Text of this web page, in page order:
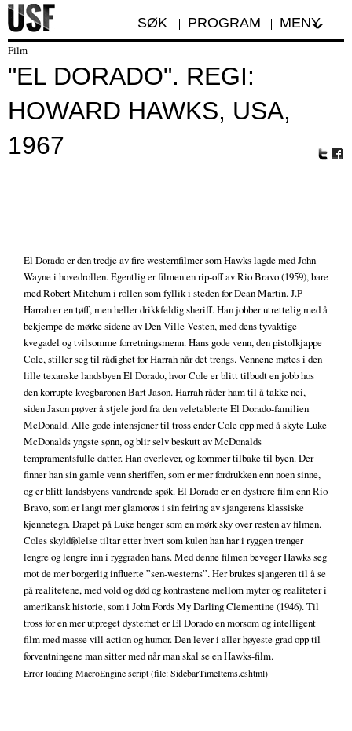
SØK PROGRAM MENY
Film
"EL DORADO". REGI:
HOWARD HAWKS, USA,
1967
El Dorado er den tredje av fire westernfilmer som Hawks lagde med John
Wayne i hovedrollen. Egentlig er filmen en rip-off av Rio Bravo (1959), bare
med Robert Mitchum i rollen som fyllik i steden for Dean Martin. J.P
Harrah er en tøff, men heller drikkfeldig sheriff. Han jobber utrettelig med å
bekjempe de mørke sidene av Den Ville Vesten, med dens tyvaktige
kvegadel og tvilsomme forretningsmenn. Hans gode venn, den pistolkjappe
Cole, stiller seg til rådighet for Harrah når det trengs. Vennene møtes i den
lille texanske landsbyen El Dorado, hvor Cole er blitt tilbudt en jobb hos
den korrupte kvegbaronen Bart Jason. Harrah råder ham til å takke nei,
siden Jason prøver å stjele jord fra den veletablerte El Dorado-familien
McDonald. Alle gode intensjoner til tross ender Cole opp med å skyte Luke
McDonalds yngste sønn, og blir selv beskutt av McDonalds
tempramentsfulle datter. Han overlever, og kommer tilbake til byen. Der
finner han sin gamle venn sheriffen, som er mer fordrukken enn noen sinne,
og er blitt landsbyens vandrende spøk. El Dorado er en dystrere film enn Rio
Bravo, som er langt mer glamorøs i sin feiring av sjangerens klassiske
kjennetegn. Drapet på Luke henger som en mørk sky over resten av filmen.
Coles skyldfølelse tiltar etter hvert som kulen han har i ryggen trenger
lengre og lengre inn i ryggraden hans. Med denne filmen beveger Hawks seg
mot de mer borgerlig influerte ”sen-westerns”. Her brukes sjangeren til å se
på realitetene, med vold og død og kontrastene mellom myter og realiteter i
amerikansk historie, som i John Fords My Darling Clementine (1946). Til
tross for en mer utpreget dysterhet er El Dorado en morsom og intelligent
film med masse vill action og humor. Den lever i aller høyeste grad opp til
forventningene man sitter med når man skal se en Hawks-film.
Error loading MacroEngine script (file: SidebarTimeItems.cshtml)